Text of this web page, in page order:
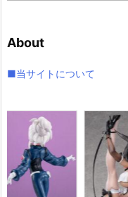
ブ
About
■当サイトについて